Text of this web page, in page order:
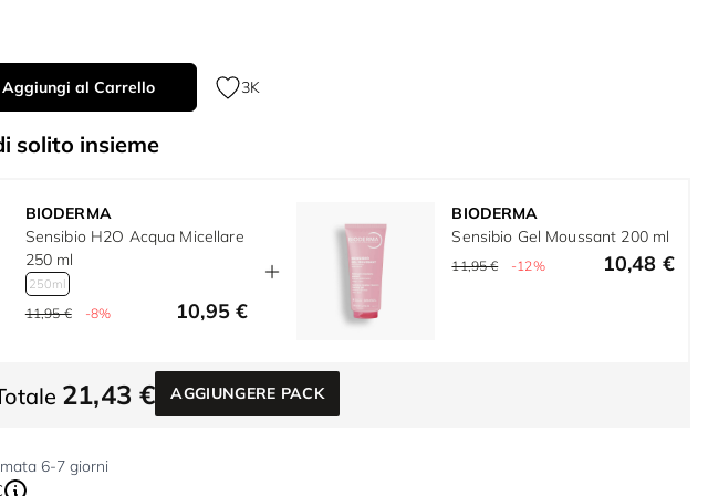
View larger imageView larger image
Aggiungi al Carrello 3K
solito insieme
BIODERMA
Sensibio H2O Acqua Micellare
250 ml
250ml
11,95 € -8% 10,95 €
BIODERMA
Sensibio Gel Moussant 200 ml
11,95 € -12% 10,48 €
21,43 € AGGIUNGERE PACK
6-7 giorni